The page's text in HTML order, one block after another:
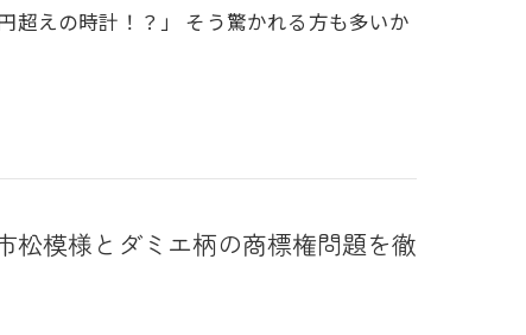
超えの時計！？」 そう驚かれる方も多いか
松模様とダミエ柄の商標権問題を徹